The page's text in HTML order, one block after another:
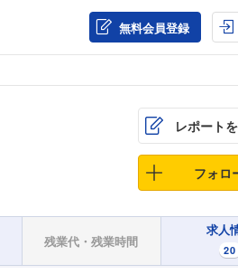
無料会員登録
レポート
フォロ
残業代・残業時間
求人
20